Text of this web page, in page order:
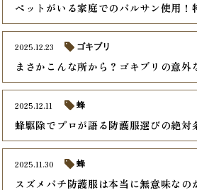
ペットがいる家庭でのバルサン使用！
まさかこんな所から？ゴキブリの意外
2025.12.23 ゴキブリ
蜂駆除でプロが語る防護服選びの絶対
2025.12.11 蜂
スズメバチ防護服は本当に無意味なの
2025.11.30 蜂